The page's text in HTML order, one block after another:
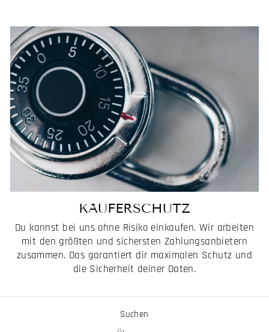
KÄUFERSCHUTZ
Du kannst bei uns ohne Risiko einkaufen. Wir arbeiten
mit den größten und sichersten Zahlungsanbietern
zusammen. Das garantiert dir maximalen Schutz und
die Sicherheit deiner Daten.
Suchen